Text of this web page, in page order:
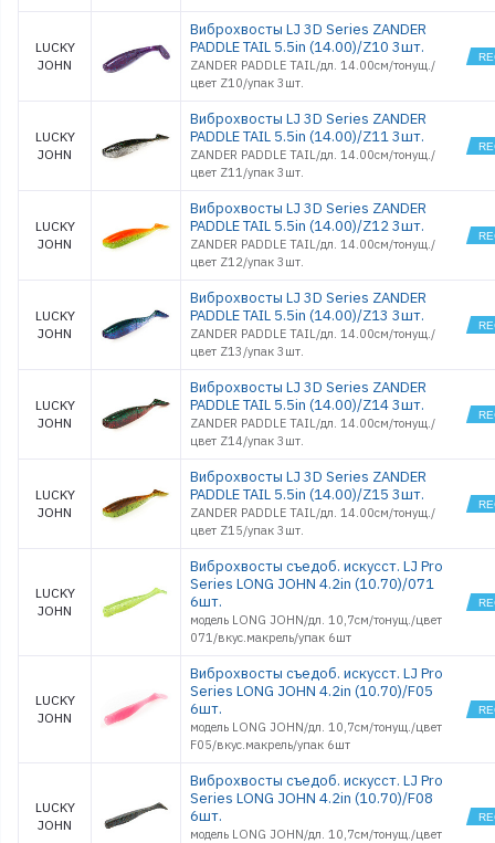
LUCKY
JOHN
Виброхвосты LJ 3D Series ZANDER
PADDLE TAIL 5.5in (14.00)/Z10 3шт.
ZANDER PADDLE TAIL/дл. 14.00см/тонущ./
цвет Z10/упак 3шт.
LUCKY
JOHN
Виброхвосты LJ 3D Series ZANDER
PADDLE TAIL 5.5in (14.00)/Z11 3шт.
ZANDER PADDLE TAIL/дл. 14.00см/тонущ./
цвет Z11/упак 3шт.
LUCKY
JOHN
Виброхвосты LJ 3D Series ZANDER
PADDLE TAIL 5.5in (14.00)/Z12 3шт.
ZANDER PADDLE TAIL/дл. 14.00см/тонущ./
цвет Z12/упак 3шт.
LUCKY
JOHN
Виброхвосты LJ 3D Series ZANDER
PADDLE TAIL 5.5in (14.00)/Z13 3шт.
ZANDER PADDLE TAIL/дл. 14.00см/тонущ./
цвет Z13/упак 3шт.
LUCKY
JOHN
Виброхвосты LJ 3D Series ZANDER
PADDLE TAIL 5.5in (14.00)/Z14 3шт.
ZANDER PADDLE TAIL/дл. 14.00см/тонущ./
цвет Z14/упак 3шт.
LUCKY
JOHN
Виброхвосты LJ 3D Series ZANDER
PADDLE TAIL 5.5in (14.00)/Z15 3шт.
ZANDER PADDLE TAIL/дл. 14.00см/тонущ./
цвет Z15/упак 3шт.
LUCKY
JOHN
Виброхвосты съедоб. искусст. LJ Pro
Series LONG JOHN 4.2in (10.70)/071
6шт.
модель LONG JOHN/дл. 10,7см/тонущ./цвет
071/вкус.макрель/упак 6шт
LUCKY
JOHN
Виброхвосты съедоб. искусст. LJ Pro
Series LONG JOHN 4.2in (10.70)/F05
6шт.
модель LONG JOHN/дл. 10,7см/тонущ./цвет
F05/вкус.макрель/упак 6шт
LUCKY
JOHN
Виброхвосты съедоб. искусст. LJ Pro
Series LONG JOHN 4.2in (10.70)/F08
6шт.
модель LONG JOHN/дл. 10,7см/тонущ./цвет